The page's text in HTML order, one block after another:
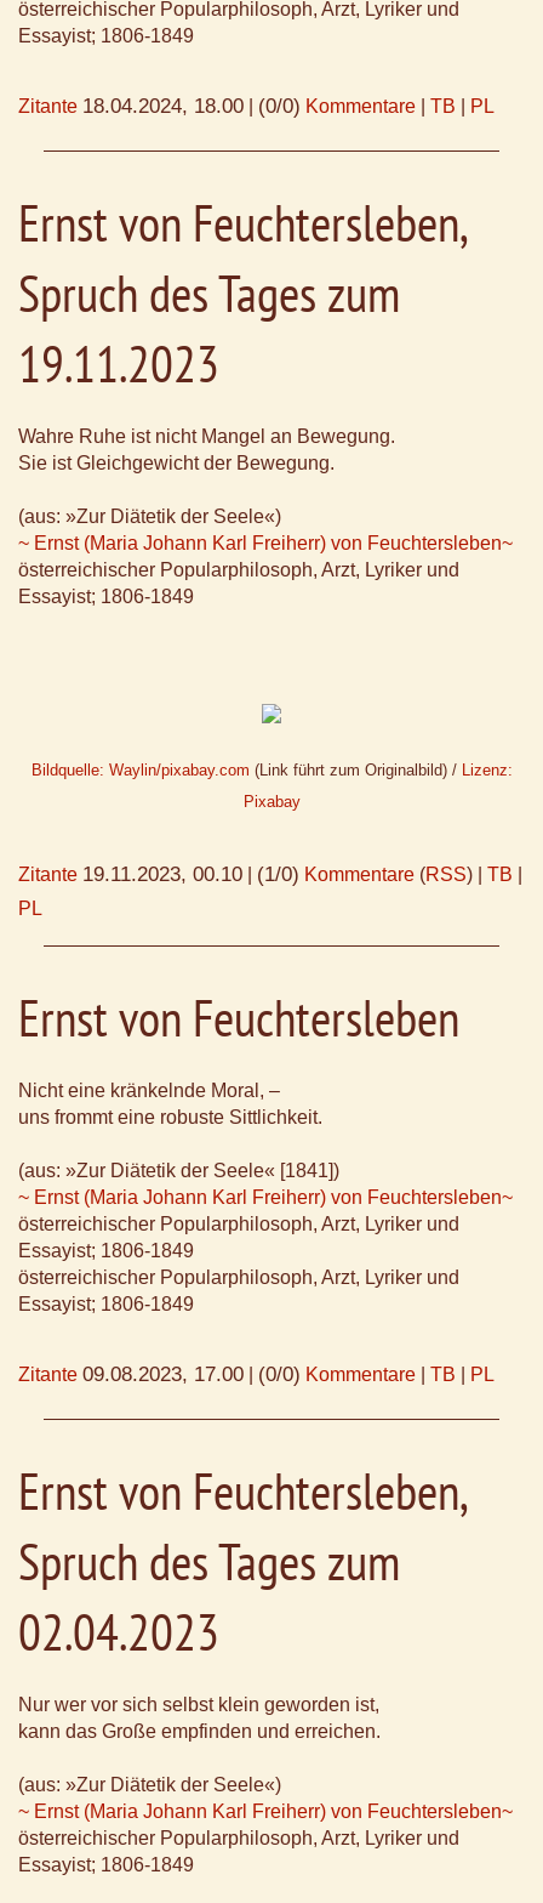
österreichischer Popularphilosoph, Arzt, Lyriker und
Essayist; 1806-1849
Zitante 18.04.2024, 18.00 (0/0) Kommentare TB PL
Ernst von Feuchtersleben,
Spruch des Tages zum
19.11.2023
Wahre Ruhe ist nicht Mangel an Bewegung.
Sie ist Gleichgewicht der Bewegung.
(aus: »Zur Diätetik der Seele«)
~ Ernst (Maria Johann Karl Freiherr) von Feuchtersleben~
österreichischer Popularphilosoph, Arzt, Lyriker und
Essayist; 1806-1849
Bildquelle: Waylin/pixabay.com (Link führt zum Originalbild) / Lizenz:
Pixabay
Zitante 19.11.2023, 00.10 (1/0) Kommentare (RSS) | TB
PL
Ernst von Feuchtersleben
Nicht eine kränkelnde Moral, –
uns frommt eine robuste Sittlichkeit.
(aus: »Zur Diätetik der Seele« [1841])
~ Ernst (Maria Johann Karl Freiherr) von Feuchtersleben~
österreichischer Popularphilosoph, Arzt, Lyriker und
Essayist; 1806-1849
österreichischer Popularphilosoph, Arzt, Lyriker und
Essayist; 1806-1849
Zitante 09.08.2023, 17.00 (0/0) Kommentare TB PL
Ernst von Feuchtersleben,
Spruch des Tages zum
02.04.2023
Nur wer vor sich selbst klein geworden ist,
kann das Große empfinden und erreichen.
(aus: »Zur Diätetik der Seele«)
~ Ernst (Maria Johann Karl Freiherr) von Feuchtersleben~
österreichischer Popularphilosoph, Arzt, Lyriker und
Essayist; 1806-1849